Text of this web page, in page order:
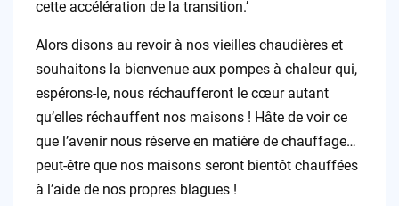
cette accélération de la transition.’
Alors disons au revoir à nos vieilles chaudières et
souhaitons la bienvenue aux pompes à chaleur qui,
espérons-le, nous réchaufferont le cœur autant
qu’elles réchauffent nos maisons ! Hâte de voir ce
que l’avenir nous réserve en matière de chauffage…
peut-être que nos maisons seront bientôt chauffées
à l’aide de nos propres blagues !